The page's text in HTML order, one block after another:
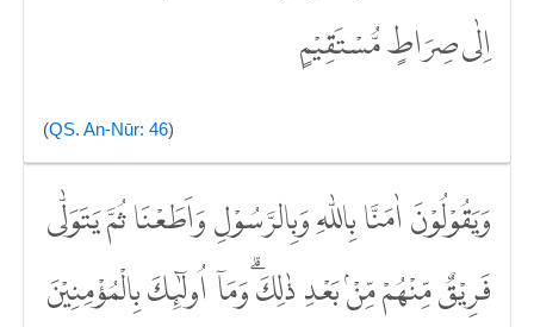
اِلٰى صِرَاطٍ مُّسْتَقِيْمٍ
(QS. An-Nūr: 46)
وَيَقُوْلُوْنَ اٰمَنَّا بِاللّٰهِ وَبِالرَّسُوْلِ وَاَطَعْنَا ثُمَّ يَتَوَلّٰى
فَرِيْقٌ مِّنْهُمْ مِّنْۢ بَعْدِ ذٰلِكَۗ وَمَآ اُولٰۤىِٕكَ بِالْمُؤْمِنِيْنَ